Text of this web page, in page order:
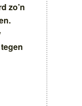
zo’n
tegen